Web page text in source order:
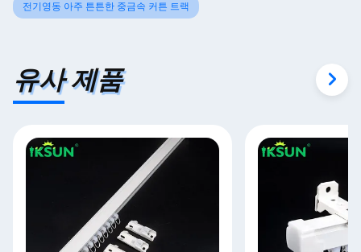
전기영동 아주 튼튼한 중금속 커튼 트랙
유사 제품